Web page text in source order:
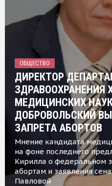
ОБЩЕСТВО
ДИРЕКТОР
ЗДРАВООХРАНЕНИЯ
МЕДИЦИНСКИХ
ДОБРОВОЛЬСКИЙ
ЗАПРЕТА АБОРТОВ
Мнение кандидата
на фоне последнего
Кирилла о федеральном
абортам и заявления
Павловой